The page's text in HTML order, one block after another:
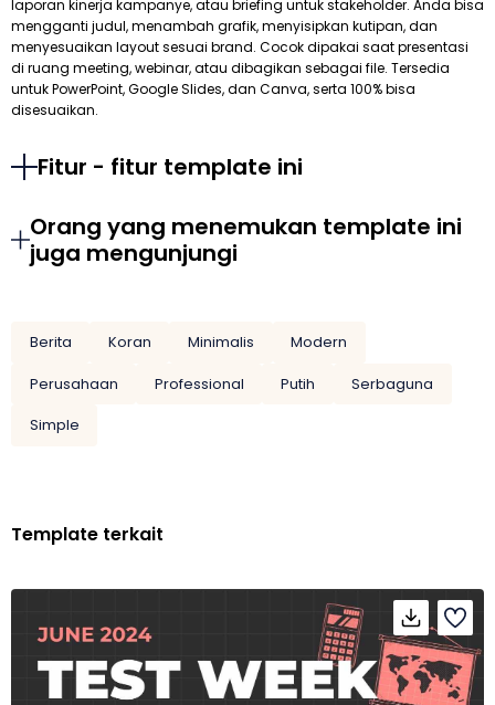
laporan kinerja kampanye, atau briefing untuk stakeholder. Anda bisa
mengganti judul, menambah grafik, menyisipkan kutipan, dan
menyesuaikan layout sesuai brand. Cocok dipakai saat presentasi
di ruang meeting, webinar, atau dibagikan sebagai file. Tersedia
untuk PowerPoint, Google Slides, dan Canva, serta 100% bisa
disesuaikan.
Fitur - fitur template ini
Orang yang menemukan template ini
juga mengunjungi
Berita Koran Minimalis
Modern
Perusahaan
Professional Putih
Serbaguna
Simple
Template terkait